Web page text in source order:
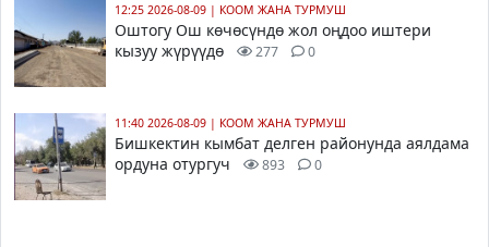
12:25 2026-08-09 | КООМ ЖАНА ТУРМУШ
Оштогу Ош көчөсүндө жол оңдоо иштери
кызуу жүрүүдө
277 0
11:40 2026-08-09 | КООМ ЖАНА ТУРМУШ
Бишкектин кымбат делген районунда аялдама
ордуна отургуч
893 0